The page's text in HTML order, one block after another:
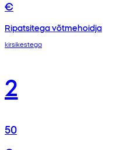
€
Ripatsitega võtmehoidja
kirsikestega
2
50